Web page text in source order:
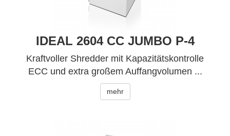
IDEAL 2604 CC JUMBO P-4
Kraftvoller Shredder mit Kapazitätskontrolle
ECC und extra großem Auffangvolumen ...
mehr